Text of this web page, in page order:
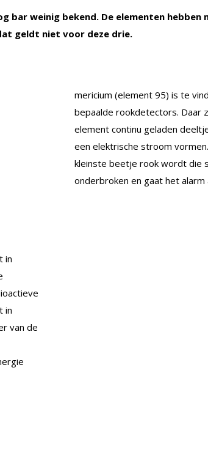
bar weinig bekend. De elementen hebben
geldt niet voor deze drie.
mericium (element 95) is te
bepaalde rookdetectors. Daar
element continu geladen
een elektrische stroom
kleinste beetje rook wordt die
onderbroken en gaat het alarm
in
in
van de